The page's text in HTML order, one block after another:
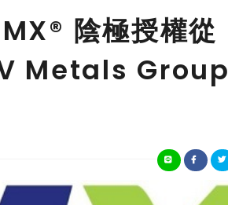
陰極授權從
Metals Group